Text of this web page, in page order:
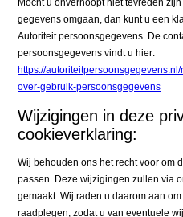
Mocht u onverhoopt niet tevreden
gegevens omgaan, dan kunt u een
Autoriteit persoonsgegevens. De
persoonsgegevens vindt u hier:
https://
over-gebruik-persoonsgegevens
Wijzigingen in deze
cookieverklaring:
Wij behouden ons het recht voor om
passen. Deze wijzigingen zullen via
gemaakt. Wij raden u daarom aan
raadplegen, zodat u van eventuele